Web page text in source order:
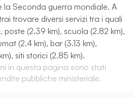
la Seconda guerra mondiale. A
trovare diversi servizi tra i quali
poste (2.39 km), scuola (2.82 km),
(2.4 km), bar (3.13 km),
siti storici (2.85 km).
in questa pagina sono stati
pubbliche ministeriale.